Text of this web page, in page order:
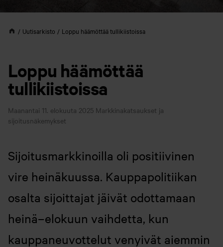
Uutisarkisto Loppu häämöttää tullikiistoissa
Loppu häämöttää
tullikiistoissa
Maanantai 11. elokuuta 2025 Markkinakatsaukset ja
sijoitusnäkemykset
Sijoitusmarkkinoilla oli positiivinen
vire heinäkuussa. Kauppapolitiikan
osalta sijoittajat jäivät odottamaan
heinä–elokuun vaihdetta, kun
kauppaneuvottelut venyivät aiemmin